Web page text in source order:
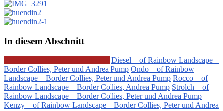
In diesem Abschnitt
Diesel – of Rainbow Landscape –
Border Collies, Peter und Andrea Pump Ondo – of Rainbow
Landscape – Border Collies, Peter und Andrea Pump Rocco – of
Rainbow Landscape – Border Collies, Andrea Pump Strolch – of
Rainbow Landscape – Border Collies, Peter und Andrea Pump
Kenzy – of Rainbow Landscape – Border Collies, Peter und Andrea